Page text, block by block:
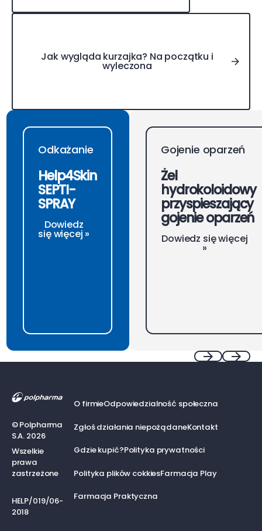
Jak wygląda kurzajka? Na początku i wyleczona
Jak wygląda kurzajka? Na początku i
wyleczona
Odkażanie
Help4Skin
SEPTI-
SPRAY
Dowiedz
się więcej »
Gojenie oparzeń
Żel
hydrokoloidowy
przyspieszający
gojenie oparzeń
Dowiedz się więcej
»
©Polpharma
S.A. 2026
Wszelkie
prawa
zastrzeżone
HELP/019/06-
2018
O firmieOdpowiedzialność społeczna
Zgłoś działania niepożądaneKontakt
Gdzie kupić?Polityka prywatności
Polityka plików cokkiesFarmacja Play
Farmacja Praktyczna